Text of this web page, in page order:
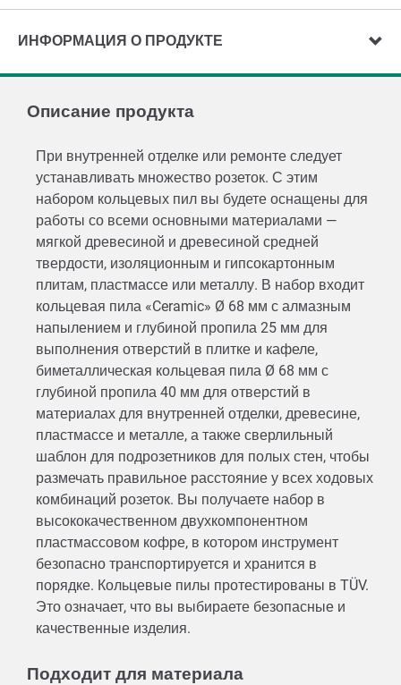
ИНФОРМАЦИЯ О ПРОДУКТЕ
Описание продукта
При внутренней отделке или ремонте следует
устанавливать множество розеток. С этим
набором кольцевых пил вы будете оснащены для
работы со всеми основными материалами —
мягкой древесиной и древесиной средней
твердости, изоляционным и гипсокартонным
плитам, пластмассе или металлу. В набор входит
кольцевая пила «Ceramic» Ø 68 мм с алмазным
напылением и глубиной пропила 25 мм для
выполнения отверстий в плитке и кафеле,
биметаллическая кольцевая пила Ø 68 мм с
глубиной пропила 40 мм для отверстий в
материалах для внутренней отделки, древесине,
пластмассе и металле, а также сверлильный
шаблон для подрозетников для полых стен, чтобы
размечать правильное расстояние у всех ходовых
комбинаций розеток. Вы получаете набор в
высококачественном двухкомпонентном
пластмассовом кофре, в котором инструмент
безопасно транспортируется и хранится в
порядке. Кольцевые пилы протестированы в TÜV.
Это означает, что вы выбираете безопасные и
качественные изделия.
Подходит для материала